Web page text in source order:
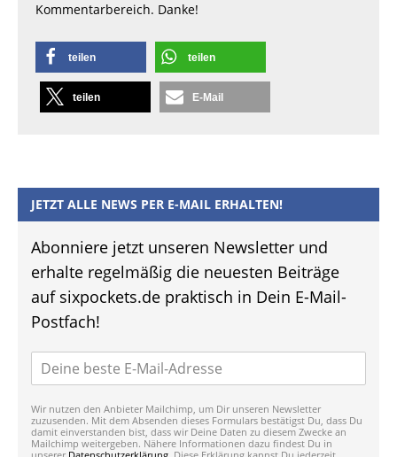
Kommentarbereich. Danke!
teilen teilen
teilen E-Mail
JETZT ALLE NEWS PER E-MAIL ERHALTEN!
Abonniere jetzt unseren Newsletter und
erhalte regelmäßig die neuesten Beiträge
auf sixpockets.de praktisch in Dein E-Mail-
Postfach!
Wir nutzen den Anbieter Mailchimp, um Dir unseren Newsletter
zuzusenden. Mit dem Absenden dieses Formulars bestätigst Du, dass Du
damit einverstanden bist, dass wir Deine Daten zu diesem Zwecke an
Mailchimp weitergeben. Nähere Informationen dazu findest Du in